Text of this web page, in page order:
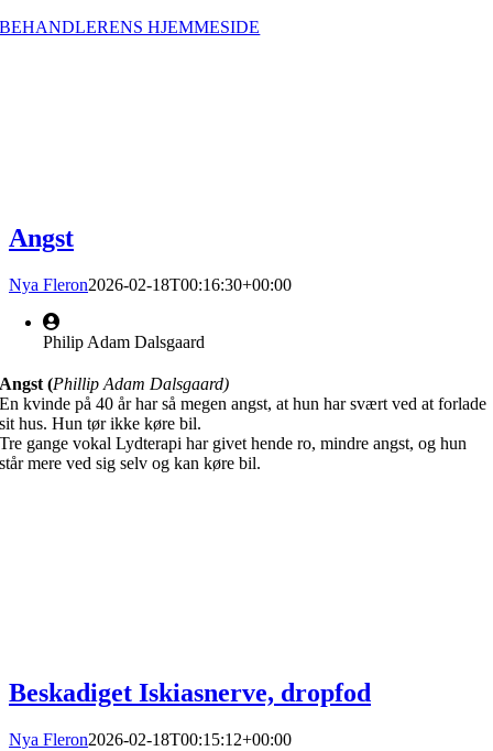
BEHANDLERENS HJEMMESIDE
Angst
Nya Fleron2026-02-18T00:16:30+00:00
Philip Adam Dalsgaard
Angst (Phillip Adam Dalsgaard)
En kvinde på 40 år har så megen angst, at hun har svært ved at forlade
sit hus. Hun tør ikke køre bil.
Tre gange vokal Lydterapi har givet hende ro, mindre angst, og hun
står mere ved sig selv og kan køre bil.
Beskadiget Iskiasnerve, dropfod
Nya Fleron2026-02-18T00:15:12+00:00